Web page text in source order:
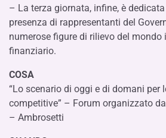
– La terza giornata, infine, è
presenza di rappresentanti del
numerose figure di rilievo del mondo
finanziario.
COSA
“Lo scenario di oggi e di domani per
competitive” – Forum organizzato
– Ambrosetti